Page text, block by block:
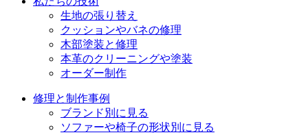
生地の張り替え
クッションやバネの修理
木部塗装と修理
本革のクリーニングや塗装
オーダー制作
修理と制作事例
ブランド別に見る
ソファーや椅子の形状別に見る